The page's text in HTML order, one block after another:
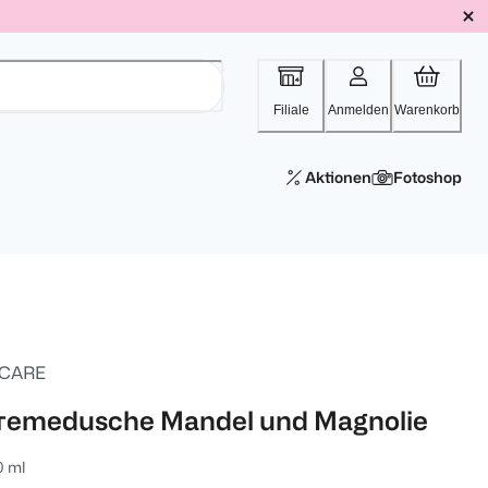
Filiale Anmelden Warenkorb
Aktionen Fotoshop
Mandel und Magnolie
ml